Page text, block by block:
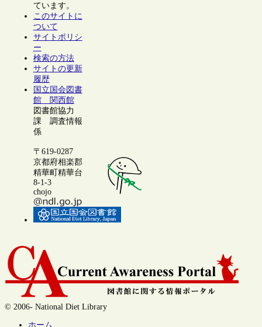
ています。
このサイトに
ついて
サイトポリシ
ー
検索の方法
サイトの更新
履歴
国立国会図書
館 関西館
図書館協力
課 調査情報
係
〒619-0287
京都府相楽郡
精華町精華台
8-1-3
chojo
© 2006- National Diet Library
ホーム